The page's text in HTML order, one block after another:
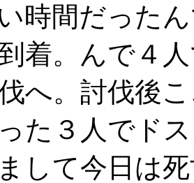
時間だった
着。んで４
へ。討伐後
た３人でド
して今日は